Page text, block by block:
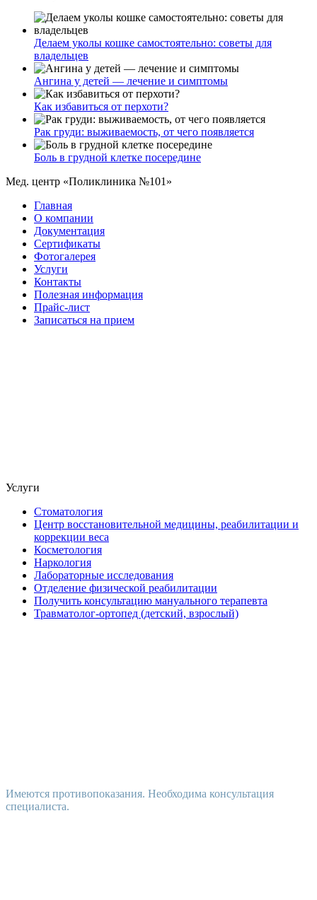
Делаем уколы кошке самостоятельно: советы для
владельцев
Ангина у детей — лечение и симптомы
Как избавиться от перхоти?
Рак груди: выживаемость, от чего появляется
Боль в грудной клетке посередине
Мед. центр «Поликлиника №101»
Главная
О компании
Документация
Сертификаты
Фотогалерея
Услуги
Контакты
Полезная информация
Прайс-лист
Записаться на прием
Услуги
Стоматология
Центр восстановительной медицины, реабилитации и
коррекции веса
Косметология
Наркология
Лабораторные исследования
Отделение физической реабилитации
Получить консультацию мануального терапевта
Травматолог-ортопед (детский, взрослый)
Имеются противопоказания. Необходима консультация
специалиста.